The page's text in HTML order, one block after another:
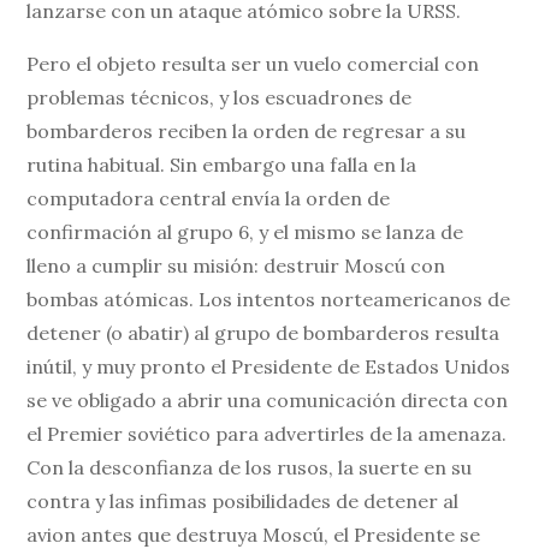
lanzarse con un ataque atómico sobre la URSS.
Pero el objeto resulta ser un vuelo comercial con
problemas técnicos, y los escuadrones de
bombarderos reciben la orden de regresar a su
rutina habitual. Sin embargo una falla en la
computadora central envía la orden de
confirmación al grupo 6, y el mismo se lanza de
lleno a cumplir su misión: destruir Moscú con
bombas atómicas. Los intentos norteamericanos de
detener (o abatir) al grupo de bombarderos resulta
inútil, y muy pronto el Presidente de Estados Unidos
se ve obligado a abrir una comunicación directa con
el Premier soviético para advertirles de la amenaza.
Con la desconfianza de los rusos, la suerte en su
contra y las infimas posibilidades de detener al
avion antes que destruya Moscú, el Presidente se